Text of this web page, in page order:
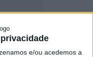
e/ou acedemos a